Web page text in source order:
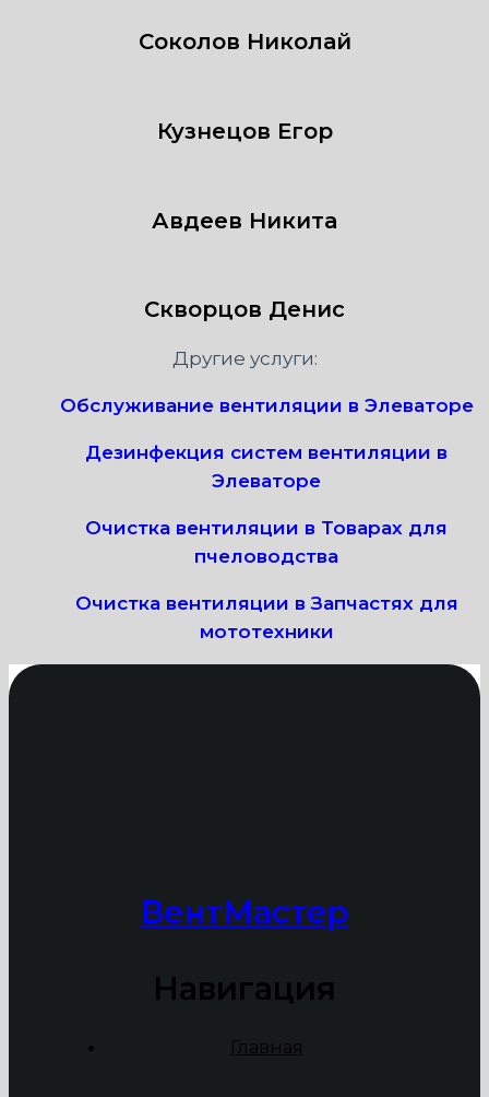
Соколов Николай
Кузнецов Егор
Авдеев Никита
Скворцов Денис
Другие услуги:
Обслуживание вентиляции в Элеваторе
Дезинфекция систем вентиляции в
Элеваторе
Очистка вентиляции в Товарах для
пчеловодства
Очистка вентиляции в Запчастях для
мототехники
ВентМастер
Навигация
Главная